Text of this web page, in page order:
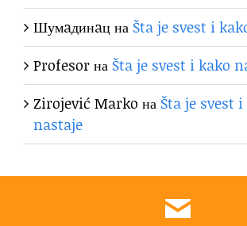
Шумaдинaцна Šta je svest i
Profesorна Šta je svest i kako
Zirojević Marko на Šta je svest
nastaje